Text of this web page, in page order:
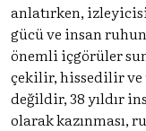
anlatırken,
gücü ve insan
önemli içgörüler
çekilir, hissedilir ve
değildir, 38 yıldır
olarak kazınması,